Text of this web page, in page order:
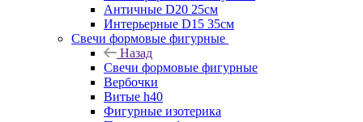
Античные D20 25см
Интерьерные D15 35см
Свечи формовые фигурные
Назад
Свечи формовые фигурные
Вербочки
Витые h40
Фигурные изотерика